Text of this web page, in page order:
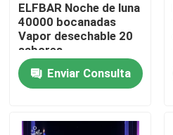
Inicio
Productos
ELFBAR Noche de luna
40000 bocanadas
Vapor desechable 20
sabores
Enviar Consulta